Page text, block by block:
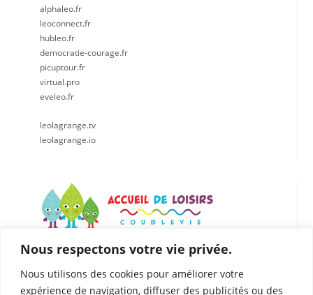
Nous respectons votre vie privée.
Nous utilisons des cookies pour améliorer votre
expérience de navigation, diffuser des publicités ou des
alphaleo.fr
leoconnect.fr
hubleo.fr
democratie-courage.fr
picuptour.fr
virtual.pro
eveleo.fr
leolagrange.tv
leolagrange.io
LÉO LAGRANGE CENTRE EST
112 Rue du Presbytère, 38500 Coublevie